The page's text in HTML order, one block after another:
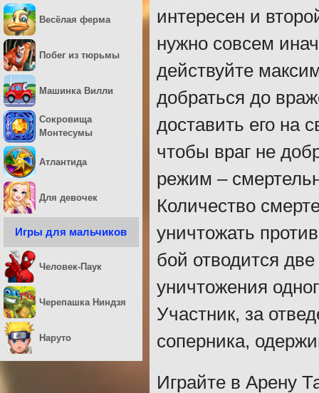
интересен и
нужно совсем
действуйте
добраться до
доставить его на
чтобы враг не
режим –
Количество
уничтожать
бой отводится
уничтожения
Участник, за
соперника,
Играйте в Арену
Весёлая ферма
Побег из тюрьмы
Машинка Вилли
Сокровища
Монтесумы
Атлантида
Для девочек
Игры для мальчиков
Человек-Паук
Черепашка Ниндзя
Наруто